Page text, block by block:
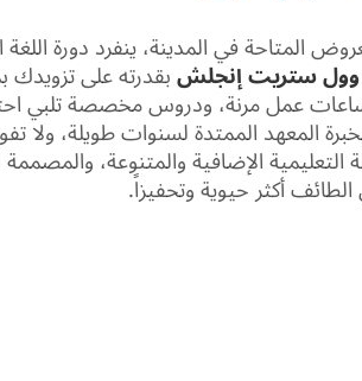
المتاحة في المدينة، ينفرد دورة اللغة
وول ستريت إنجلشبقدرته على تزويدك
وساعات عمل مرنة، ودروس مخصصة تلبي
المعهد الممتدة لسنوات طويلة، ولا
التعليمية الإضافية والمتنوعة،
أكثر حيوية وتحفيزاً.